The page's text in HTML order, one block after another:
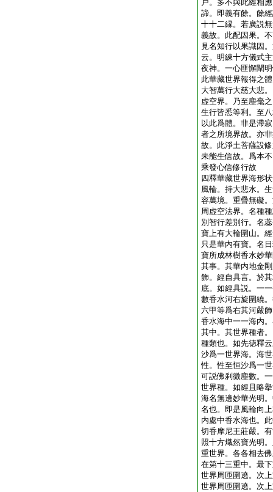
戸。多不與此經相
諦。即義有餘。餘
十十二縁。若廣説
義故。此配因果。
見名知行以果識因
云。明練十方儀式
夜神。一心匪懈闡
此華藏世界報得之
大智萬行大慈大悲
虚空界。乃至塵毫
生行皆悉等利。至
以此爲體。非是滯
者之所境界故。亦
故。此淨土菩薩設
未能生信故。爲本
乘發心信修行故
四釋華藏世界海形
風輪。持大悲水。
容萬境。重疊無礙
周虚空法界。名種
別智行差別行。名
寶上有大輪圍山。
只是華内有寶。名
寶所成林樹香水妙
其事。其華内地金
飾。經自具言。於
底。如經具説。一
數香水河右旋圍繞
六甲等爲右其河嚴
香水海中一一海内
其中。其世界種者
種類也。如先徳釋
沙爲一世界海。海
性。性至恒沙爲一
可説佛刹微塵數。
世界種。如經且略
海名無邊妙華光明
名也。即是風輪向
内處中香水海也。
切香摩尼王莊嚴。
照十方熾然寶光明
重世界。各各相去
在第十三重中。最
世界周匝圍遶。次
世界周匝圍遶。次